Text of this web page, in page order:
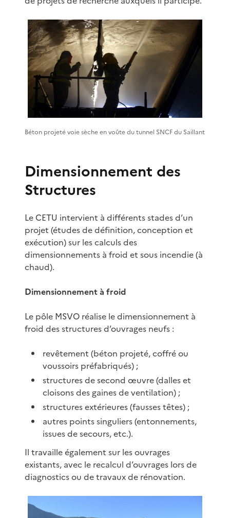
Béton projeté voie sèche en voûte du tunnel SNCF du Saillant
Dimensionnement des
Structures
Le CETU intervient à différents stades d’un
projet (études de définition, conception et
exécution) sur les calculs des
dimensionnements à froid et sous incendie (à
chaud).
Dimensionnement à froid
Le pôle MSVO réalise le dimensionnement à
froid des structures d’ouvrages neufs :
revêtement (béton projeté, coffré ou
voussoirs préfabriqués) ;
structures de second œuvre (dalles et
cloisons des gaines de ventilation) ;
structures extérieures (fausses têtes) ;
autres points singuliers (entonnements,
issues de secours, etc.).
Il travaille également sur les ouvrages
existants, avec le recalcul d’ouvrages lors de
diagnostics ou de travaux de rénovation.